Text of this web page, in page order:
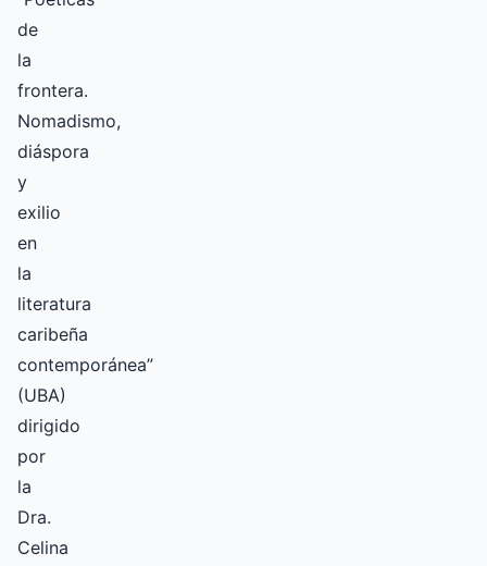
de
la
frontera.
Nomadismo,
diáspora
y
exilio
en
la
literatura
caribeña
contemporánea”
(UBA)
dirigido
por
la
Dra.
Celina